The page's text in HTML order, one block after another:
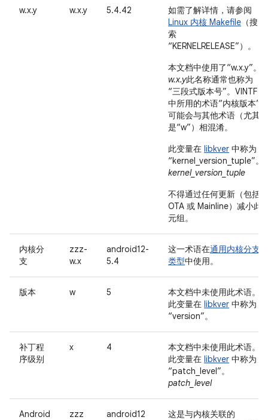
w.x.y w.x.y 5.4.42
如需了解详情，请参阅
Linux 内核 Makefile （搜
索
“KERNELRELEASE”）。
本文档中使用了“w.x.y”。
w.x.y此名称通常也称为
“三段式版本号”。 VINTF
中所用的术语“内核版本”
可能会与其他术语（尤其
是“w”）相混淆。
此变量在 libkver 中称为
“kernel_version_tuple”。
kernel_version_tuple
不得通过任何更新（包括
OTA 或 Mainline）减小此
元组。
内核分
支
zzz-
w.x
android12-
5.4
这一术语在通用内核分支
类型中使用。
版本 w 5
本文档中未使用此术语。
此变量在 libkver 中称为
“version”。
补丁程
序级别
x 4
本文档中未使用此术语。
此变量在 libkver 中称为
“patch_level”。
patch_level
Android
zzz android12
这是与内核关联的